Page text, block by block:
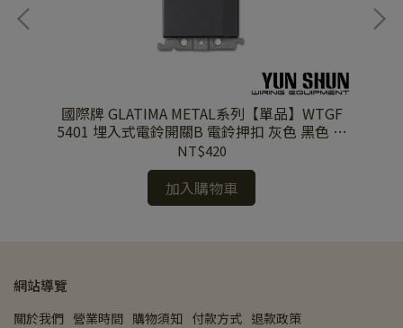
國際牌 GLATIMA METAL系列【單品】WTGF
5401 埋入式電鈴開關B 電鈴押扣 灰色 黑色 陶
瓷白
NT$420
加入購物車
網站導覽
關於我們 營業時間 購物須知 付款方式 退款政策